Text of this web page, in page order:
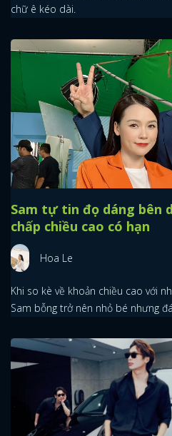
chữ ê kéo dài.
Sam tự tin đọ dáng bên
chấp chiều cao có hạn
Hoa Le
Khi so kè về khoản chiều cao với
Sam bỗng trở nên nhỏ bé nhưng